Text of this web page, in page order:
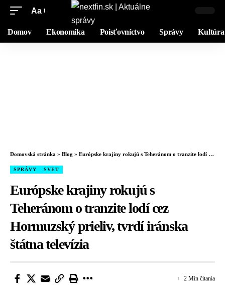
Aa
Domov Ekonomika Poisťovníctvo Správy Kultúra
Domovská stránka » Blog » Európske krajiny rokujú s Teheránom o tranzite lodí cez Hormuzský prieliv, tvrdí iránska štátna televízia
SPRÁVY SVET
Európske krajiny rokujú s
Teheránom o tranzite lodí cez
Hormuzský prieliv, tvrdí iránska
štátna televízia
2 Min čitania